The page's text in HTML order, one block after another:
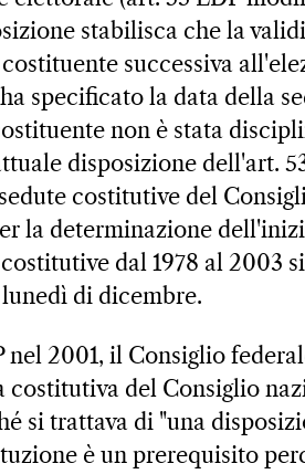
stabilisca che la
successiva
specificato la data della
non è stata
disposizione dell'art.
costitutive del
la determinazione
dal 1978 al 2003
di dicembre.
2001, il Consiglio
costitutiva del Consiglio
si trattava di "una
è un prerequisito